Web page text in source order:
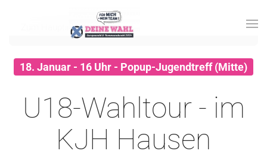
Zum Hauptinhalt springen
18. Januar - 16 Uhr - Popup-Jugendtreff (Mitte)
U18-Wahltour - im
KJH Hausen